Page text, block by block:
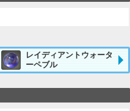
レイディアントウォータ
ーペブル